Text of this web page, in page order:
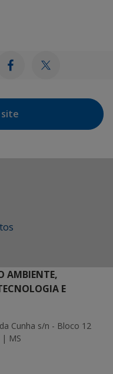
AMBIENTE,
E
Cunha s/n - Bloco 12
| MS